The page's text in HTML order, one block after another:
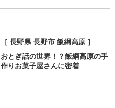
［ 長野県 長野市 飯綱高原 ］
おとぎ話の世界！？飯綱高原の手
作りお菓子屋さんに密着